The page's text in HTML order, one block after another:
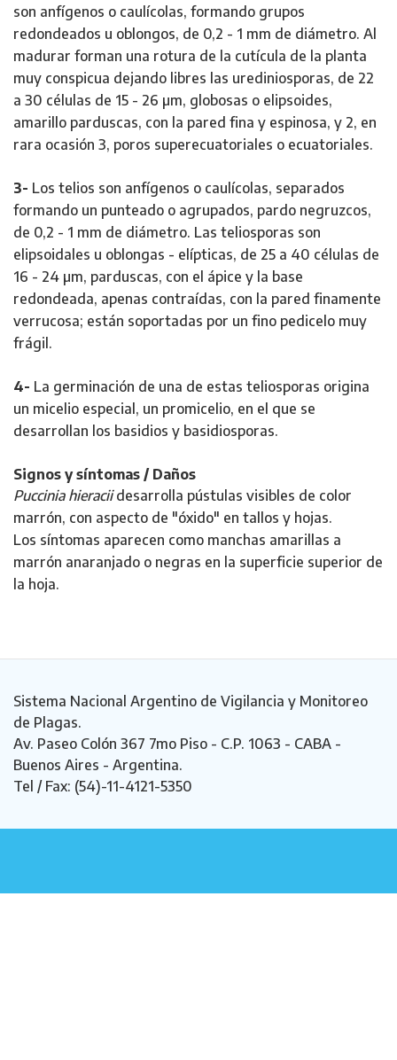
son anfígenos o caulícolas, formando grupos
redondeados u oblongos, de 0,2 - 1 mm de diámetro. Al
madurar forman una rotura de la cutícula de la planta
muy conspicua dejando libres las urediniosporas, de 22
a 30 células de 15 - 26 µm, globosas o elipsoides,
amarillo parduscas, con la pared fina y espinosa, y 2, en
rara ocasión 3, poros superecuatoriales o ecuatoriales.
3- Los telios son anfígenos o caulícolas, separados
formando un punteado o agrupados, pardo negruzcos,
de 0,2 - 1 mm de diámetro. Las teliosporas son
elipsoidales u oblongas - elípticas, de 25 a 40 células de
16 - 24 µm, parduscas, con el ápice y la base
redondeada, apenas contraídas, con la pared finamente
verrucosa; están soportadas por un fino pedicelo muy
frágil.
4- La germinación de una de estas teliosporas origina
un micelio especial, un promicelio, en el que se
desarrollan los basidios y basidiosporas.
Signos y síntomas / Daños
Puccinia hieraciidesarrolla pústulas visibles de color
marrón, con aspecto de "óxido" en tallos y hojas.
Los síntomas aparecen como manchas amarillas a
marrón anaranjado o negras en la superficie superior de
la hoja.
Sistema Nacional Argentino de Vigilancia y Monitoreo
de Plagas.
Av. Paseo Colón 367 7mo Piso - C.P. 1063 - CABA -
Buenos Aires - Argentina.
Tel / Fax: (54)-11-4121-5350